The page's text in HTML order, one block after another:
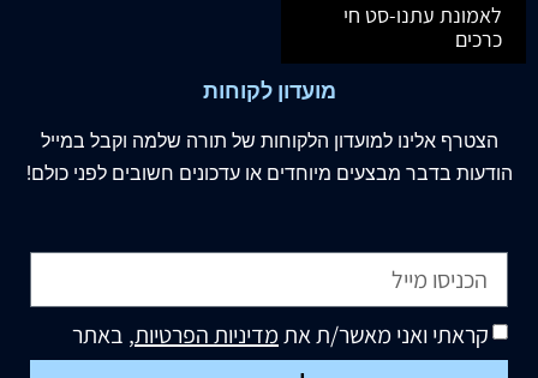
לאמונת עתנו-סט חי
כרכים
מועדון לקוחות
הצטרף אלינו למועדון הלקוחות של תורה שלמה וקבל במייל
הודעות בדבר מבצעים מיוחדים או עדכונים חשובים לפני כולם!
קראתי ואני מאשר/ת אתמדיניות הפרטיות, באתר